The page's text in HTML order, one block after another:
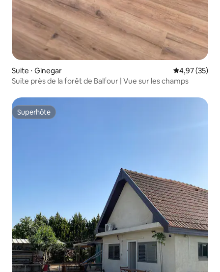
Suite ⋅ Ginegar Évaluation
4,97 (35)
Suite près de la forêt de Balfour | Vue sur les champs
Superhôte
Superhôte